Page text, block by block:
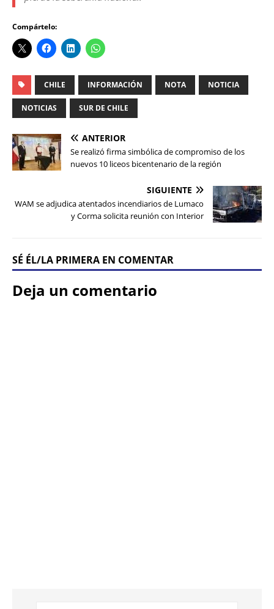
Compártelo:
CHILE INFORMACIÓN NOTA NOTICIA
NOTICIAS SUR DE CHILE
ANTERIOR
Se realizó firma simbólica de compromiso de los
nuevos 10 liceos bicentenario de la región
SIGUIENTE
WAM se adjudica atentados incendiarios de Lumaco
y Corma solicita reunión con Interior
SÉ ÉL/LA PRIMERA EN COMENTAR
Deja un comentario